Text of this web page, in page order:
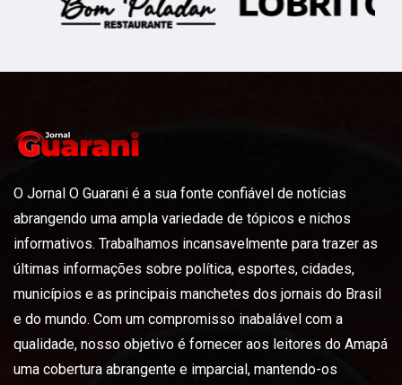
O Jornal O Guarani é a sua fonte confiável de notícias
abrangendo uma ampla variedade de tópicos e nichos
informativos. Trabalhamos incansavelmente para trazer as
últimas informações sobre política, esportes, cidades,
municípios e as principais manchetes dos jornais do Brasil
e do mundo. Com um compromisso inabalável com a
qualidade, nosso objetivo é fornecer aos leitores do Amapá
uma cobertura abrangente e imparcial, mantendo-os